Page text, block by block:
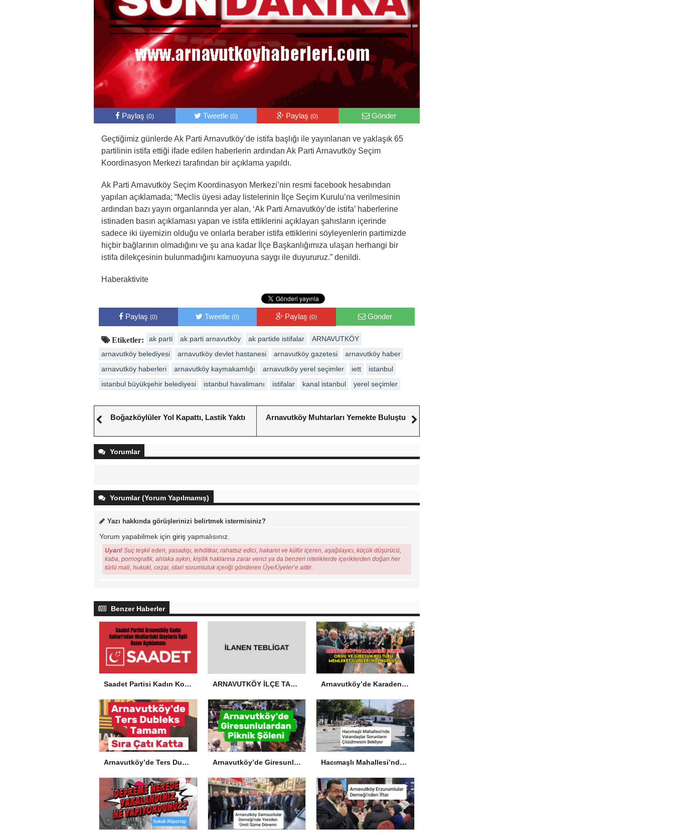
Paylaş (0) Tweetle(0) Paylaş(0) Gönder
Geçtiğimiz günlerde Ak Parti Arnavutköy’de istifa başlığı ile yayınlanan ve yaklaşık 65
partilinin istifa ettiği ifade edilen haberlerin ardından Ak Parti Arnavutköy Seçim
Koordinasyon Merkezi tarafından bir açıklama yapıldı.
Ak Parti Arnavutköy Seçim Koordinasyon Merkezi’nin resmi facebook hesabından
yapılan açıklamada; “Meclis üyesi aday listelerinin İlçe Seçim Kurulu’na verilmesinin
ardından bazı yayın organlarında yer alan, ‘Ak Parti Arnavutköy’de istifa’ haberlerine
istinaden basın açıklaması yapan ve istifa ettiklerini açıklayan şahısların içerinde
sadece iki üyemizin olduğu ve onlarla beraber istifa ettiklerini söyleyenlerin partimizde
hiçbir bağlarının olmadığını ve şu ana kadar İlçe Başkanlığımıza ulaşan herhangi bir
istifa dilekçesinin bulunmadığını kamuoyuna saygı ile duyururuz.” denildi.
Haberaktivite
Paylaş(0) Tweetle (0) Paylaş (0) Gönder
Etiketler: ak parti ak parti arnavutköy ak partide istifalar
ARNAVUTKÖY
arnavutköy belediyesi
arnavutköy devlet hastanesi arnavutköy gazetesi
arnavutköy haber
arnavutköy haberleri
arnavutköy kaymakamlığı arnavutköy yerel seçimler iett
istanbul
istanbul büyükşehir belediyesi
istanbul havalimanı istifalar kanal istanbul yerel seçimler
Boğazköylüler Yol Kapattı, Lastik Yaktı Arnavutköy Muhtarları Yemekte Buluştu
Yorumlar
Yorumlar (Yorum Yapılmamış)
Yazı hakkında görüşlerinizi belirtmek istermisiniz?
Yorum yapabilmek için giriş yapmalısınız.
Uyarı! Suç teşkil eden, yasadışı, tehditkar, rahatsız edici, hakaret ve küfür içeren, aşağılayıcı, küçük düşürücü,
kaba, pornografik, ahlaka aykırı, kişilik haklarına zarar verici ya da benzeri niteliklerde içeriklerden doğan her
türlü mali, hukuki, cezai, idari sorumluluk içeriği gönderen Üye/Üyeler’e aittir.
Benzer Haberler
Saadet Partisi Kadın Kolları’ndan Okullardaki Olaylarla İlgili Basın Açıklaması ARNAVUTKÖY İLÇE TARIM VE ORMAN MÜDÜRLÜĞÜ’NDEN İLANEN TEBLİGAT Arnavutköy’de Karadeniz Esintisi: Ordu ve Giresun Kültürü Memleket Günleri’nde Buluştu
Arnavutköy’de Ters Dubleks Tamam, Sıra Çatı Katta Arnavutköy’de Giresunlulardan Piknik Şöleni Hacımaşlı Mahallesi’nde Vatandaşlar Sorunların Çözülmesini Bekliyor